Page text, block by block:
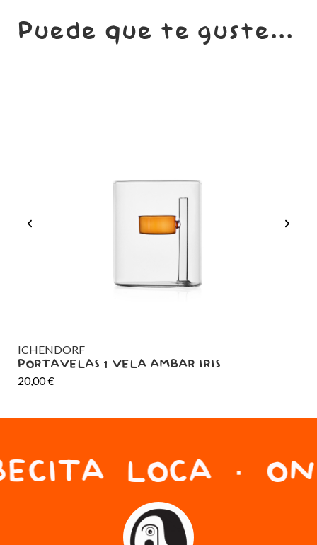
Puede que te guste...
ICHENDORF
PORTAVELAS 1 VELA AMBAR IRIS
20,00€
LOCA ·